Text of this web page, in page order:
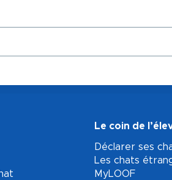
Le coin de
Déclarer ses
Les chats
MyLOOF